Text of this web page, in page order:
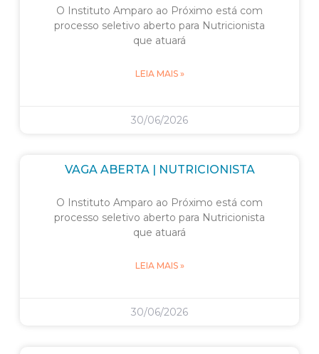
O Instituto Amparo ao Próximo está com
processo seletivo aberto para Nutricionista
que atuará
LEIA MAIS »
30/06/2026
VAGA ABERTA | NUTRICIONISTA
O Instituto Amparo ao Próximo está com
processo seletivo aberto para Nutricionista
que atuará
LEIA MAIS »
30/06/2026